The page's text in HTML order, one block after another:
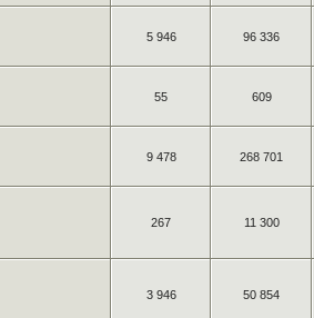
5 946 96 336
55 609
9 478 268 701
267 11 300
3 946 50 854